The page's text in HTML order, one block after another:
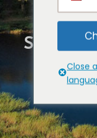
SEBA-
Close